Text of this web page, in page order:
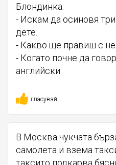
Блондинка:
- Искам да осиновя
дете.
- Какво ще правиш с
- Когато почне да
английски.
гласувай
В Москва чукчата
самолета и взема
таксито подкарва